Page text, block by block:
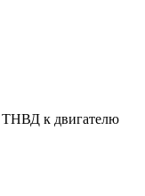
ТНВД к двигателю